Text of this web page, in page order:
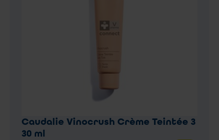
Caudalie Vinocrush Crème Teintée 3
30 ml